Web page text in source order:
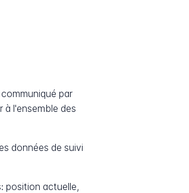
par
à l'ensemble des
données de suivi
position actuelle,